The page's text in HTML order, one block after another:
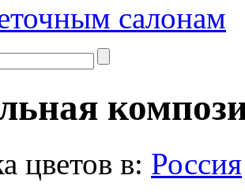
салонам
цветов в: Россия